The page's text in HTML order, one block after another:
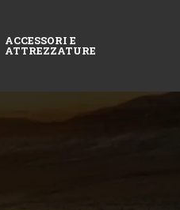
ACCESSORI E
ATTREZZATURE